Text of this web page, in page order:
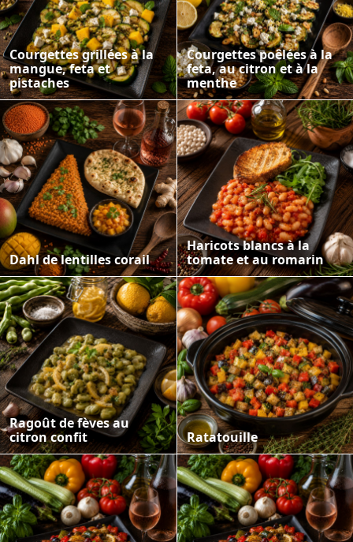
Courgettes grillées à la
mangue, feta et
pistaches
Courgettes poêlées à la
feta, au citron et à la
menthe
Dahl de lentilles corail
Haricots blancs à la
tomate et au romarin
Ragoût de fèves au
citron confit
Ratatouille